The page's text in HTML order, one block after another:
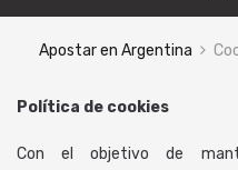
Apostar en Argentina
Política de cookies
Con el objetivo de